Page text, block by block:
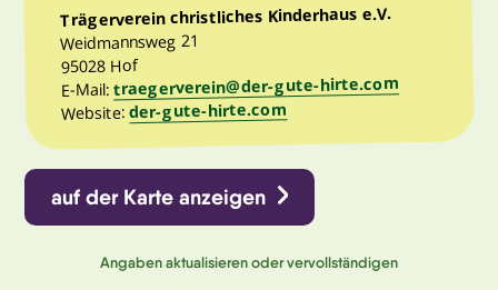
Angebote
Kontakt
Trägerverein christliches Kinderhaus e.V.
Weidmannsweg 21
95028 Hof
E-Mail:traegerverein@der-gute-hirte.com
Website:der-gute-hirte.com
auf der Karte anzeigen
Angaben aktualisieren oder vervollständigen